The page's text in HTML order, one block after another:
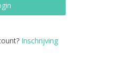
Inschrijving